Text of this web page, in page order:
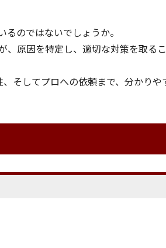
のではないでしょうか。
原因を特定し、適切な対策を取る
そしてプロへの依頼まで、分かりや